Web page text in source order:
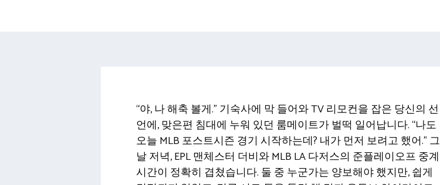
“야, 나 해축 볼게.” 기숙사에 막 들어와 TV 리모컨을 잡은 당신의 선
언에, 맞은편 침대에 누워 있던 룸메이트가 벌떡 일어납니다. “나도
오늘 MLB 포스트시즌 경기 시작하는데? 내가 먼저 보려고 했어.” 그
날 저녁, EPL 맨체스터 더비와 MLB LA 다저스의 준플레이오프 중계
시간이 정확히 겹쳤습니다. 둘 중 누군가는 양보해야 했지만, 쉽게